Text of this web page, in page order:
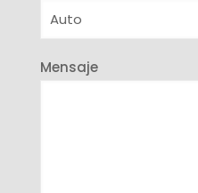
Mensaje